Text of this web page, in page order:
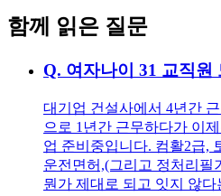
함께 읽은 질문
Q. 여자나이 31 교직원
대기업 건설사에서 4년간
으로 1년간 근무하다가 이
업 준비중입니다. 컴활2급,
운전면허,(그리고 정처리필
뭔가 제대로 되고 잇지 않